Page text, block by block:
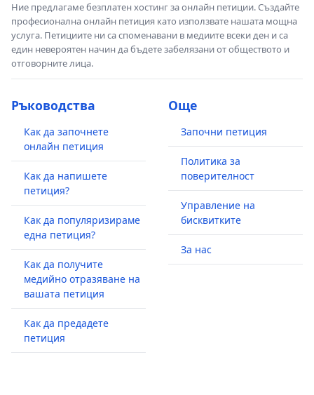
Ние предлагаме безплатен хостинг за онлайн петиции. Създайте
професионална онлайн петиция като използвате нашата мощна
услуга. Петициите ни са споменавани в медиите всеки ден и са
един невероятен начин да бъдете забелязани от обществото и
отговорните лица.
Ръководства
Как да започнете
онлайн петиция
Как да напишете
петиция?
Как да популяризираме
една петиция?
Как да получите
медийно отразяване на
вашата петиция
Как да предадете
петиция
Още
Започни петиция
Политика за
поверителност
Управление на
бисквитките
За нас